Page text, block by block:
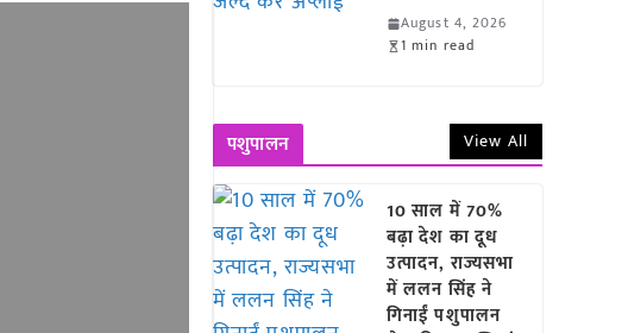
August 4, 2026
1 min read
पशुपालन View All
10 साल में 70%
बढ़ा देश का दूध
उत्पादन, राज्यसभा
में ललन सिंह ने
गिनाईं पशुपालन